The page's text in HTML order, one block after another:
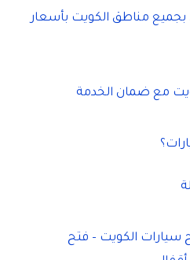
فتح سيارات متوفرة 24/7 بجميع مناطق الكويت بأسعار
مع ضمان الخدمة
سيارات الكويت – فتح